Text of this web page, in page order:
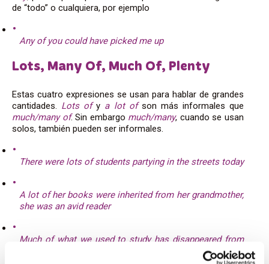
de “todo” o cualquiera, por ejemplo
Any of you could have picked me up
Lots, Many Of, Much Of, Plenty
Estas cuatro expresiones se usan para hablar de grandes
cantidades. Lots ofy a lot of son más informales que
much/many of. Sin embargo much/many, cuando se usan
solos, también pueden ser informales.
There were lots of students partying in the streets today
A lot of her books were inherited from her grandmother,
she was an avid reader
Much of what we used to study has disappeared from